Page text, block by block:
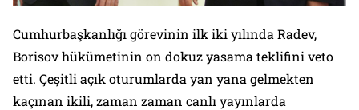
Cumhurbaşkanlığı görevinin ilk iki yılında Radev,
Borisov hükümetinin on dokuz yasama teklifini veto
etti. Çeşitli açık oturumlarda yan yana gelmekten
kaçınan ikili, zaman zaman canlı yayınlarda